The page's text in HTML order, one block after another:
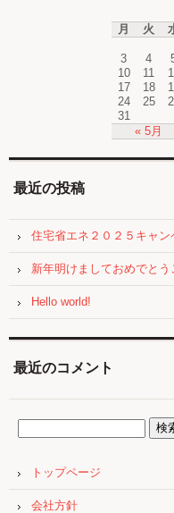
月 火
« 5月
3
4
10
11
17
18
24
25
31
最近の投稿
住宅省エネ２０２５キャ
新年明けましておめでとう
Hello world!
最近のコメント
トップページ
会社方針